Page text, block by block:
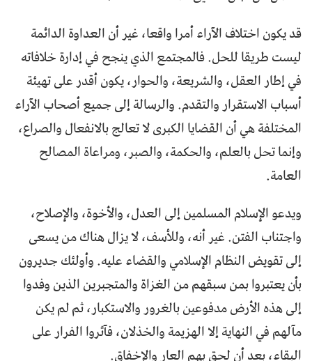
قد يكون اختلاف الآراء أمرا واقعا، غير أن العداوة الدائمة
ليست طريقا للحل. فالمجتمع الذي ينجح في إدارة خلافاته
في إطار العقل، والشريعة، والحوار، يكون أقدر على تهيئة
أسباب الاستقرار والتقدم. والرسالة إلى جميع أصحاب الآراء
المختلفة هي أن القضايا الكبرى لا تعالج بالانفعال والصراع،
وإنما تحل بالعلم، والحكمة، والصبر، ومراعاة المصالح
العامة.
ويدعو الإسلام المسلمين إلى العدل، والأخوة، والإصلاح،
واجتناب الفتن. غير أنه، وللأسف، لا يزال هناك من يسعى
إلى تقويض النظام الإسلامي والقضاء عليه. وأولئك جديرون
بأن يعتبروا بمن سبقهم من الغزاة والمتجبرين الذين وفدوا
إلى هذه الأرض مدفوعين بالغرور والاستكبار، ثم لم يكن
مآلهم في النهاية إلا الهزيمة والخذلان، فآثروا الفرار على
البقاء، بعد أن لحق بهم العار والإخفاق.